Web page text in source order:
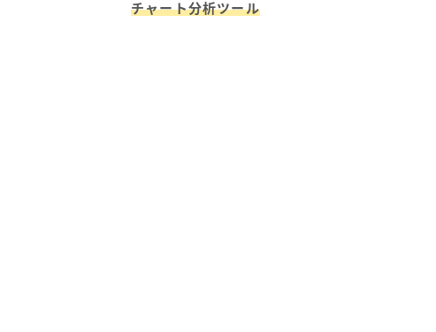
チャート分析ツール